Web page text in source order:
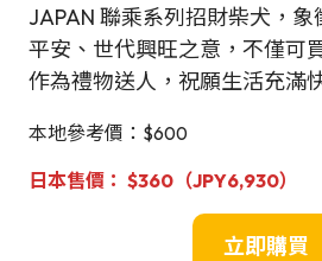
JAPAN 聯乘系列招財柴犬，
平安、世代興旺之意，不僅可
作為禮物送人，祝願生活充滿
本地參考價：$600
日本售價 ： $360（JPY6,930）
立即購買